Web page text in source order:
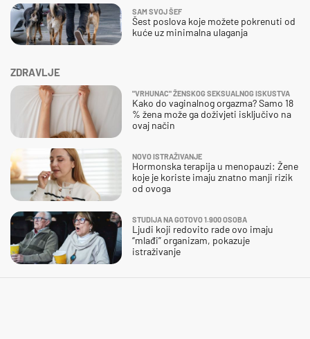
ZDRAVLJE
"VRHUNAC" ŽENSKOG SEKSUALNOG ISKUSTVA
Kako do vaginalnog orgazma? Samo 18
% žena može ga doživjeti isključivo na
ovaj način
NOVO ISTRAŽIVANJE
Hormonska terapija u menopauzi: Žene
koje je koriste imaju znatno manji rizik
od ovoga
STUDIJA NA GOTOVO 1.900 OSOBA
Ljudi koji redovito rade ovo imaju
“mlađi” organizam, pokazuje
istraživanje
SAM SVOJ ŠEF
Šest poslova koje možete pokrenuti od
kuće uz minimalna ulaganja